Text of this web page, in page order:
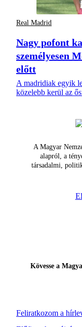
Real Madrid
Nagy pofont
személyesen
előtt
A madridiak egyik
közelebb kerül az
A Magyar
alapról, a
társadalmi,
Feliratkozom a
Kövesse a